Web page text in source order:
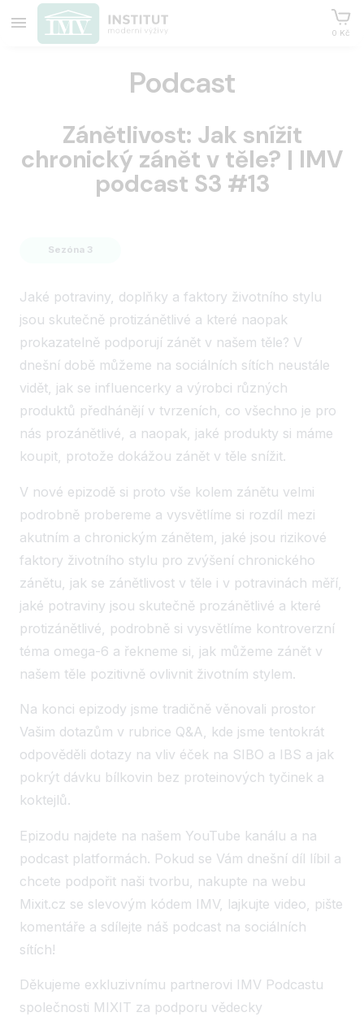
0 Kč
Podcast
Zánětlivost: Jak snížit
chronický zánět v těle? | IMV
podcast S3 #13
Sezóna 3
Jaké potraviny, doplňky a faktory životního stylu
jsou skutečně protizánětlivé a které naopak
prokazatelně podporují zánět v našem těle? V
dnešní době můžeme na sociálních sítích neustále
vidět, jak se influencerky a výrobci různých
produktů předhánějí v tvrzeních, co všechno je pro
nás prozánětlivé, a naopak, jaké produkty si máme
koupit, protože dokážou zánět v těle snížit.
V nové epizodě si proto vše kolem zánětu velmi
podrobně probereme a vysvětlíme si rozdíl mezi
akutním a chronickým zánětem, jaké jsou rizikové
faktory životního stylu pro zvýšení chronického
zánětu, jak se zánětlivost v těle i v potravinách měří,
jaké potraviny jsou skutečně prozánětlivé a které
protizánětlivé, podrobně si vysvětlíme kontroverzní
téma omega-6 a řekneme si, jak můžeme zánět v
našem těle pozitivně ovlivnit životním stylem.
Na konci epizody jsme tradičně věnovali prostor
Vašim dotazům v rubrice Q&A, kde jsme tentokrát
odpověděli dotazy na vliv éček na SIBO a IBS a jak
pokrýt dávku bílkovin bez proteinových tyčinek a
koktejlů.
Epizodu najdete na našem YouTube kanálu a na
podcast platformách. Pokud se Vám dnešní díl líbil a
chcete podpořit naši tvorbu, nakupte na webu
Mixit.cz se slevovým kódem IMV, lajkujte video, pište
komentáře a sdílejte náš podcast na sociálních
sítích!
Děkujeme exkluzivnímu partnerovi IMV Podcastu
společnosti MIXIT za podporu vědecky